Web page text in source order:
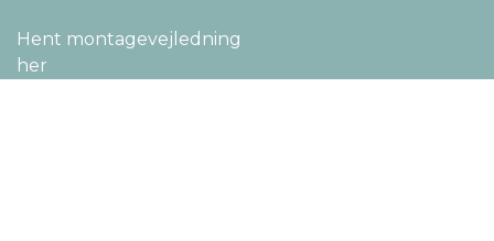
Hent montage­vejledning
her